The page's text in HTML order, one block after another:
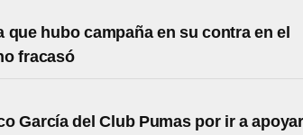
que hubo campaña en su contra en el
fracasó
García del Club Pumas por ir a